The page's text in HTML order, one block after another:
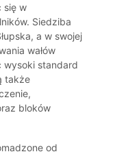
się w
Siedziba
a w swojej
wałów
wysoki standard
także
bloków
od